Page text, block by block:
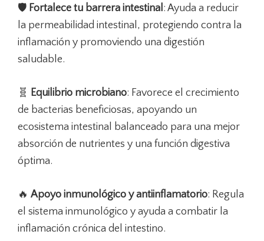
🛡️ Fortalece tu barrera intestinal : Ayuda a reducir
la permeabilidad intestinal, protegiendo contra la
inflamación y promoviendo una digestión
saludable.
🧬 Equilibrio microbiano: Favorece el crecimiento
de bacterias beneficiosas, apoyando un
ecosistema intestinal balanceado para una mejor
absorción de nutrientes y una función digestiva
óptima.
🔥 Apoyo inmunológico y antiinflamatorio: Regula
el sistema inmunológico y ayuda a combatir la
inflamación crónica del intestino.